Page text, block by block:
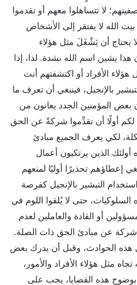
لا تتساهلوا معهم أو تقدموا
الله لا يفتقر إلى الأشخاص
يحتاج أن يَشْغَلَ مثل هؤلاء
هذا يشين اسم الله بشدة. لذا، إذا
الأفراد أو اكتشفتهم أنت
بالإنجيل، فينبغي أن تعرف ما
بعض المؤمنين الجدد يعانون من
لكم أولًا أن تقدِّموا شركةً عن الحق
لكي يعرف الجميع مبادئ
أولئك الذين يرتكبون أعمال
إعطاؤهم تحذيرًا أوليًا لمنعهم
التبشير بالإنجيل كفرصة
حتى لا يُلقوا اللوم في
أو القادة والعاملين لعدم
شركة عن مبادئ الحق ذات الصلة.
هذه الحوادث، وقبل أن يدرك بعض
مثل هؤلاء الأفراد والأمور،
بوضوحٍ هذه القضايا، يجب على